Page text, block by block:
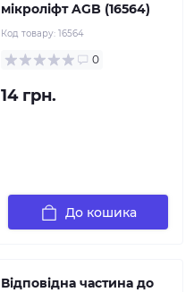
мікроліфт AGB (16564)
Код товару: 16564
0
14 грн.
До кошика
Відповідна частина до